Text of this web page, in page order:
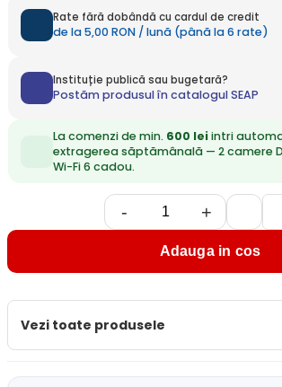
Rate fără dobândă cu cardul de credit
de la 5,00 RON / lună (până la 6 rate)
Instituție publică sau bugetară?
Postăm produsul în catalogul SEAP
La comenzi de min. 600 leiintri
extragerea săptămânală — 2 camere
Wi-Fi 6 cadou.
- +
Adauga in cos
Vezi toate produsele